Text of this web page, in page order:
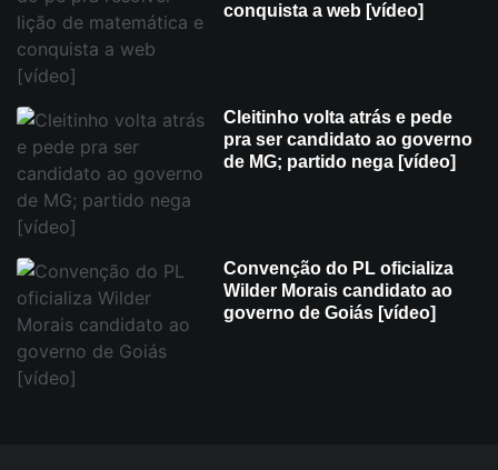
conquista a web [vídeo]
Cleitinho volta atrás e pede
pra ser candidato ao governo
de MG; partido nega [vídeo]
Convenção do PL oficializa
Wilder Morais candidato ao
governo de Goiás [vídeo]